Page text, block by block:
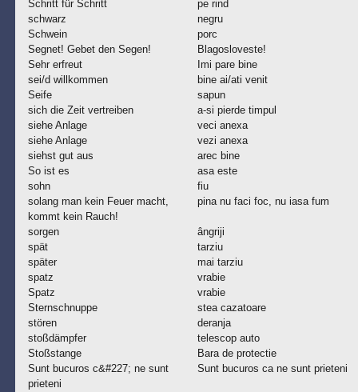
Schritt für Schritt
pe rind
schwarz
negru
Schwein
porc
Segnet! Gebet den Segen!
Blagosloveste!
Sehr erfreut
Imi pare bine
sei/d willkommen
bine ai/ati venit
Seife
sapun
sich die Zeit vertreiben
a-si pierde timpul
siehe Anlage
veci anexa
siehe Anlage
vezi anexa
siehst gut aus
arec bine
So ist es
asa este
sohn
fiu
solang man kein Feuer macht,
kommt kein Rauch!
pina nu faci foc, nu iasa fum
sorgen
ângriji
spät
tarziu
später
mai tarziu
spatz
vrabie
Spatz
vrabie
Sternschnuppe
stea cazatoare
stören
deranja
stoßdämpfer
telescop auto
Stoßstange
Bara de protectie
Sunt bucuros c&#227; ne sunt
prieteni
Sunt bucuros ca ne sunt prieteni